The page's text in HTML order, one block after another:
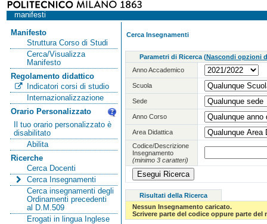
manifesti
Manifesto
Struttura Corso di Studi
Cerca/Visualizza
Manifesto
Regolamento didattico
Indicatori corsi di studio
Internazionalizzazione
Orario Personalizzato
Il tuo orario personalizzato è
disabilitato
Abilita
Ricerche
Cerca Docenti
Cerca Insegnamenti
Cerca insegnamenti degli
Ordinamenti precedenti
al D.M.509
Erogati in lingua Inglese
Cerca Insegnamenti
Parametri di Ricerca (Nascondi opzioni
Anno Accademico
Scuola
Sede
Anno Corso
Area Didattica
Codice/Descrizione
Insegnamento
(minimo 3 caratteri)
Risultati della Ricerca
Nessun Insegnamento caricato.
Scrivere parte del codice oppure parte